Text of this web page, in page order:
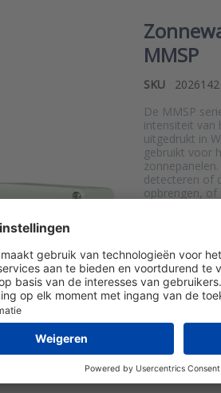
MMSP
SKU
2026142
De MMSP
intensiteit van
uitgedrukt in
gebruikt voor
detecteren of
opbrengen, of